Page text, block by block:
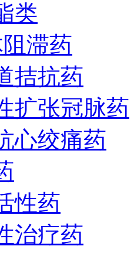
类
滞药
拮抗药
扩张冠脉药
心绞痛药
性药
治疗药